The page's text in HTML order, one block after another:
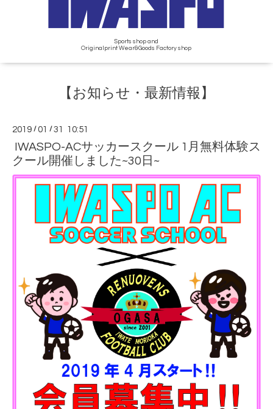
Sports shop and
Originalprint Wear&Goods Factory shop
【お知らせ・最新情報】
2019 /01 /31 10:51
IWASPO-ACサッカースクール 1月無料体験ス
クール開催しました~30日~